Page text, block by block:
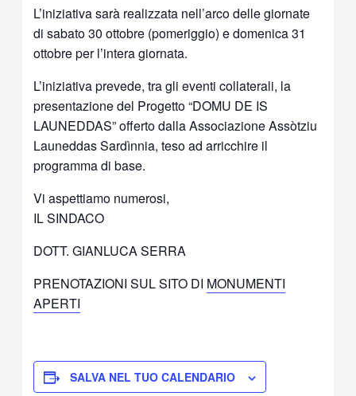
L’iniziativa sarà realizzata nell’arco delle giornate
di sabato 30 ottobre (pomeriggio) e domenica 31
ottobre per l’intera giornata.
L’iniziativa prevede, tra gli eventi collaterali, la
presentazione del Progetto “DOMU DE IS
LAUNEDDAS” offerto dalla Associazione Assòtziu
Launeddas Sardìnnia, teso ad arricchire il
programma di base.
Vi aspettiamo numerosi,
IL SINDACO
DOTT. GIANLUCA SERRA
PRENOTAZIONI SUL SITO DI MONUMENTI
APERTI
SALVA NEL TUO CALENDARIO